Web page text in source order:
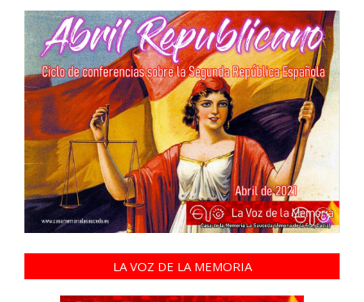
LA VOZ DE LA MEMORIA